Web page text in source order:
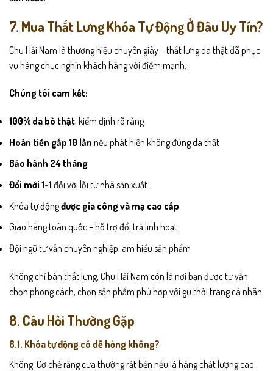
7. Mua Thắt Lưng Khóa Tự Động Ở Đâu Uy Tín?
Chu Hải Nam là thương hiệu chuyên giày – thắt lưng da thật đã phục
vụ hàng chục nghìn khách hàng với điểm mạnh:
Chúng tôi cam kết:
100% da bò thật, kiểm định rõ ràng
Hoàn tiền gấp 10 lần nếu phát hiện không đúng da thật
Bảo hành 24 tháng
Đổi mới 1-1 đối với lỗi từ nhà sản xuất
Khóa tự độngđược gia công và mạ cao cấp
Giao hàng toàn quốc – hỗ trợ đổi trả linh hoạt
Đội ngũ tư vấn chuyên nghiệp, am hiểu sản phẩm
Không chỉ bán thắt lưng, Chu Hải Nam còn là nơi bạn được tư vấn
chọn phong cách, chọn sản phẩm phù hợp với gu thời trang cá nhân.
8. Câu Hỏi Thường Gặp
8.1. Khóa tự động có dễ hỏng không?
Không. Cơ chế răng cưa thường rất bền nếu là hàng chất lượng cao.